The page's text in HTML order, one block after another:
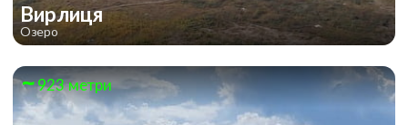
Вирлиця
Озеро
923 метри